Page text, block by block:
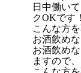
日中働い
クOKです！
こんな方
お酒飲め
お酒飲め
ますので